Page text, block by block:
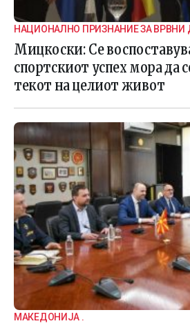
НАЦИОНАЛНО ПРИЗНАНИЕ ЗА
Мицкоски: Се
спортскиот успех мора да
текот на целиот живот
МАКЕДОНИЈА .